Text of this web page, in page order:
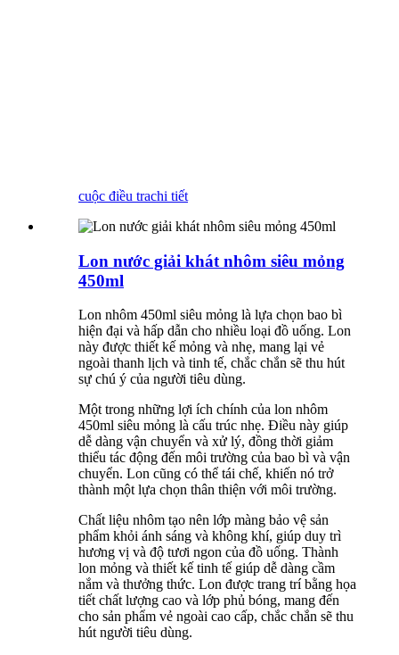
cuộc điều trachi tiết
Lon nước giải khát nhôm siêu mỏng
450ml
Lon nhôm 450ml siêu mỏng là lựa chọn bao bì
hiện đại và hấp dẫn cho nhiều loại đồ uống. Lon
này được thiết kế mỏng và nhẹ, mang lại vẻ
ngoài thanh lịch và tinh tế, chắc chắn sẽ thu hút
sự chú ý của người tiêu dùng.
Một trong những lợi ích chính của lon nhôm
450ml siêu mỏng là cấu trúc nhẹ. Điều này giúp
dễ dàng vận chuyển và xử lý, đồng thời giảm
thiểu tác động đến môi trường của bao bì và vận
chuyển. Lon cũng có thể tái chế, khiến nó trở
thành một lựa chọn thân thiện với môi trường.
Chất liệu nhôm tạo nên lớp màng bảo vệ sản
phẩm khỏi ánh sáng và không khí, giúp duy trì
hương vị và độ tươi ngon của đồ uống. Thành
lon mỏng và thiết kế tinh tế giúp dễ dàng cầm
nắm và thưởng thức. Lon được trang trí bằng họa
tiết chất lượng cao và lớp phủ bóng, mang đến
cho sản phẩm vẻ ngoài cao cấp, chắc chắn sẽ thu
hút người tiêu dùng.